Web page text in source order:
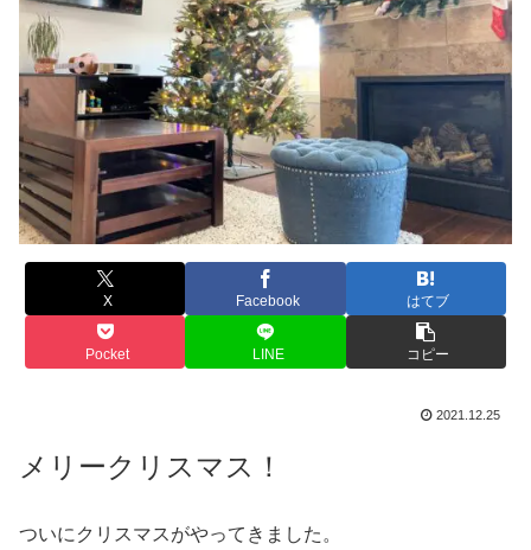
X Facebook はてブ
Pocket LINE コピー
2021.12.25
メリークリスマス！
ついにクリスマスがやってきました。